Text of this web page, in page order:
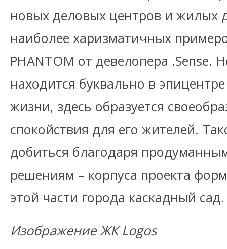
новых деловых центров и жилых
наиболее харизматичных
PHANTOM от девелопера .Sense.
находится буквально в
жизни, здесь образуется
спокойствия для его жителей.
добиться благодаря
решениям – корпуса проекта
этой части города каскадный сад.
Изображение ЖК Logos